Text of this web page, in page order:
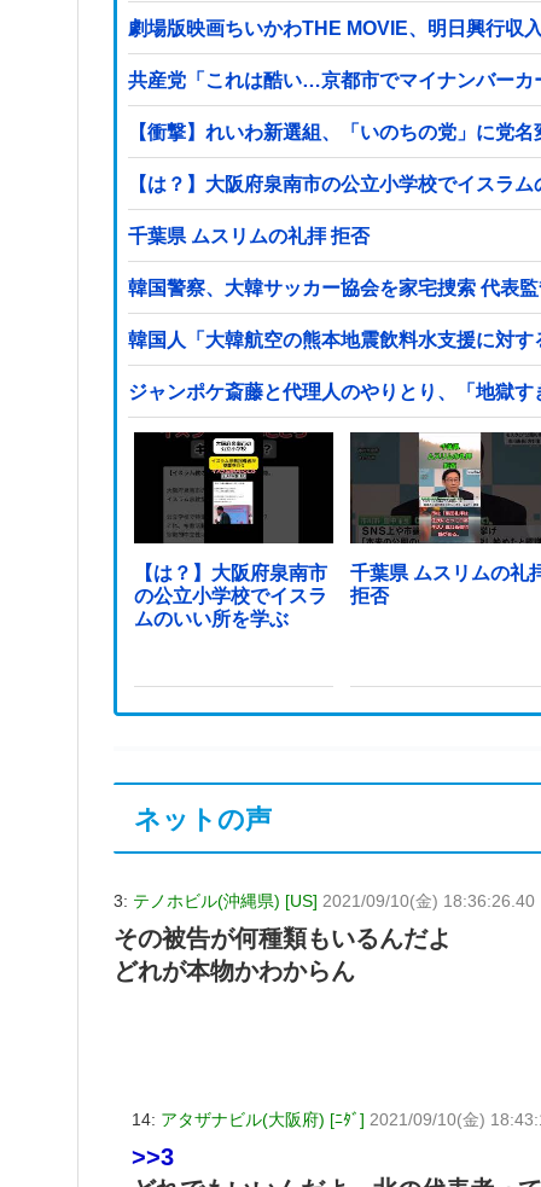
劇場版映画ちいかわTHE MOVIE、明日興行収
共産党「これは酷い…京都市でマイナンバー
【衝撃】れいわ新選組、「いのちの党」に党
【は？】大阪府泉南市の公立小学校でイスラ
千葉県 ムスリムの礼拝 拒否
韓国警察、大韓サッカー協会を家宅捜索 代表
韓国人「大韓航空の熊本地震飲料水支援に対
ジャンポケ斎藤と代理人のやりとり、「地獄
【は？】大阪府泉南市
の公立小学校でイスラ
ムのいい所を学ぶ
千葉県 ムスリムの礼
拒否
ネットの声
3: テノホビル(沖縄県) [US] 2021/09/10(金) 18:36:26.40
その被告が何種類もいるんだよ
どれが本物かわからん
14: アタザナビル(大阪府) [ﾆﾀﾞ] 2021/09/10(金)
>>3